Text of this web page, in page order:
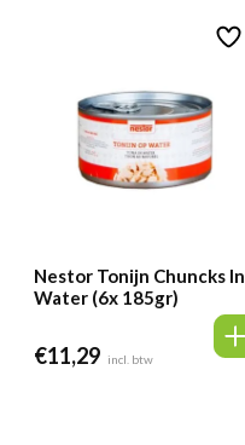
Nestor Tonijn Chuncks In
Water (6x 185gr)
€11,29 incl. btw